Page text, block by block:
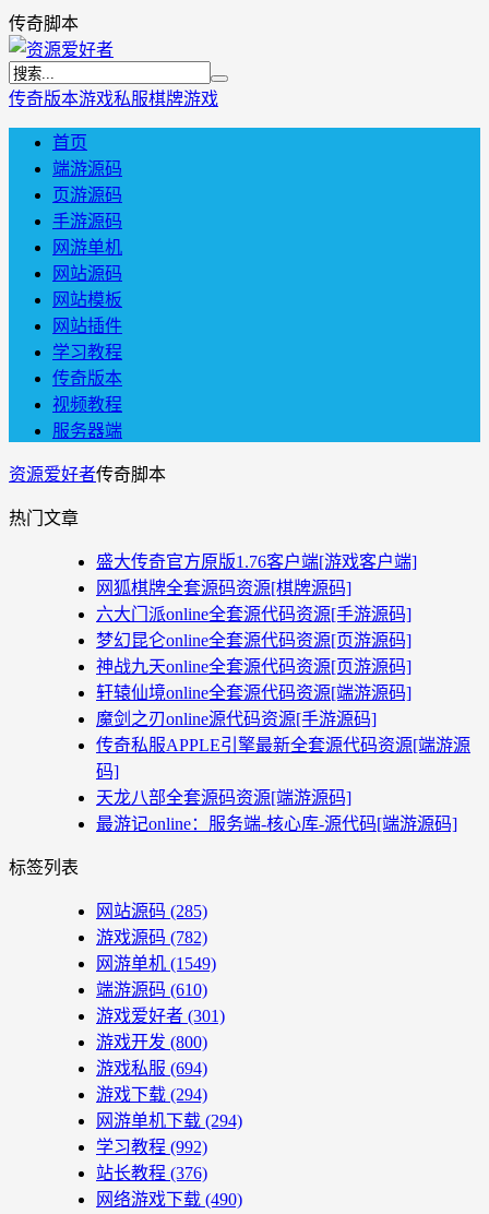
传奇脚本
传奇版本游戏私服棋牌游戏
首页
端游源码
页游源码
手游源码
网游单机
网站源码
网站模板
网站插件
学习教程
传奇版本
视频教程
服务器端
资源爱好者传奇脚本
热门文章
盛大传奇官方原版1.76客户端[游戏客户端]
网狐棋牌全套源码资源[棋牌源码]
六大门派online全套源代码资源[手游源码]
梦幻昆仑online全套源代码资源[页游源码]
神战九天online全套源代码资源[页游源码]
轩辕仙境online全套源代码资源[端游源码]
魔剑之刃online源代码资源[手游源码]
传奇私服APPLE引擎最新全套源代码资源[端游源
码]
天龙八部全套源码资源[端游源码]
最游记online：服务端-核心库-源代码[端游源码]
标签列表
网站源码 (285)
游戏源码 (782)
网游单机 (1549)
端游源码 (610)
游戏爱好者 (301)
游戏开发 (800)
游戏私服 (694)
游戏下载 (294)
网游单机下载 (294)
学习教程 (992)
站长教程 (376)
网络游戏下载 (490)